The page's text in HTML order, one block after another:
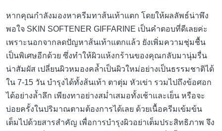
หากคุณกำลังมองหาครีมทาส้นเท้าแตก โดยให้ผลลัพธ์น่าพึง
พอใจ SKIN SOFTENER GIFFARINE เป็นคำตอบที่ดีเลยค่ะ
เพราะนอกจากลดปัญหาส้นเท้าแตกแล้ว ยังเพิ่มความชุ่มชื้น
เป็นพิเศษอีกด้วย ซึ่งทำให้ผิวแห้งกร้านของคุณกลับมานุ่มรื่น
น่าสัมผัส เปลี่ยนผิวหมองคล้ำเป็นผิวใหม่อย่างเป็นธรรมชาติได้
ใน 7-15 วัน บำรุงได้ทั้งส้นเท้า ตาตุ่ม หัวเข่า รวมไปถึงข้อศอก
ได้อย่างล้ำลึก เพียงทาอย่างสม่ำเสมอทั้งเช้าและเย็น หรือจะ
บ่อยครั้งในปริมาณตามต้องการได้เลย ด้วยเนื้อครีมเข้มข้น
เต็มไปด้วยสารสำคัญ เพื่อการบำรุงผิวอย่าเต็มประสิทธิภาพ จึง